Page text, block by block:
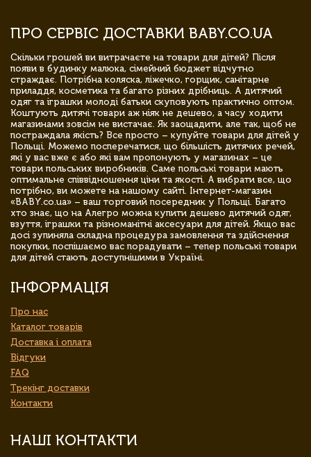
ПРО СЕРВІС ДОСТАВКИ BABY.CO.UA
Скільки грошей ви витрачаєте на товари для дітей? Після
появи в будинку малюка, сімейний бюджет відчутно
страждає. Потрібна коляска, ліжечко, горщик, санітарне
приладдя, косметика та багато різних дрібниць. А дитячий
одяг та іграшки молоді батьки скуповують практично оптом.
Коштують дитячі товари аж ніяк не дешево, а часу ходити
магазинами зовсім не вистачає. Як заощадити, але так, щоб не
постраждала якість? Все просто – купуйте товари для дітей у
Польщі. Можемо посперечатися, що більшість дитячих речей,
які у вас вже є або які вам пропонують у магазинах – це
товари польських виробників. Саме польські товари мають
оптимальне співвідношення ціни та якості. А вибрати все, що
потрібно, ви можете на нашому сайті. Інтернет-магазин
«BABY.co.ua» – ваш торговий посередник у Польщі. Багато
хто знає, що на Алегро можна купити дешево дитячий одяг,
взуття, іграшки та різноманітні аксесуари для дітей. Якщо вас
досі зупиняла складна процедура замовлення та здійснення
покупки, поспішаємо вас порадувати – тепер польські товари
для дітей стають доступнішими в Україні.
ІНФОРМАЦІЯ
Про нас
Каталог товарів
Доставка і оплата
Відгуки
FAQ
Трекінг доставки
Контакти
НАШІ КОНТАКТИ